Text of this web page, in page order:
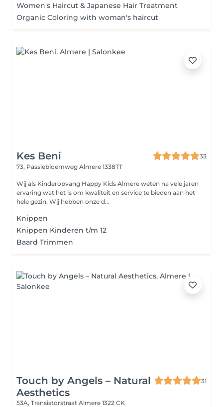
Women's Haircut & Japanese Hair Treatment
Organic Coloring with woman's haircut
Kes Beni
33
73, Passiebloemweg Almere 1338TT
Wij als Kinderopvang Happy Kids Almere weten na vele jaren
ervaring wat het is om kwaliteit en service te bieden aan het
hele gezin. Wij hebben onze d...
Knippen
Knippen Kinderen t/m 12
Baard Trimmen
Touch by Angels – Natural
Aesthetics
31
53A, Transistorstraat Almere 1322 CK